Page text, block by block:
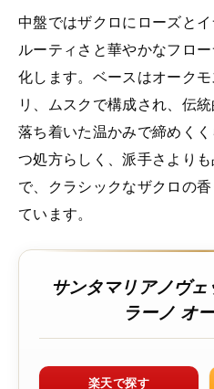
中盤ではザクロにローズと
ルーティさと華やかなフロ
化します。ベースはオーク
リ、ムスクで構成され、伝
落ち着いた温かみで締めく
つ処方らしく、派手さより
で、クラシックなザクロの
ています。
サンタマリアノヴ
ラーノ オ
楽天で探す